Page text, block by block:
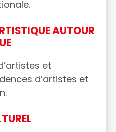
AUTOUR
et
d’artistes et